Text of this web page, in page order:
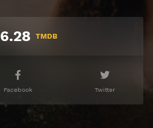
6.28 TMDB
Facebook Twitter